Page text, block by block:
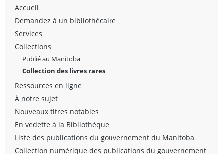
Accueil
Demandez à un bibliothécaire
Services
Collections
Publié au Manitoba
Collection des livres rares
Ressources en ligne
À notre sujet
Nouveaux titres notables
En vedette à la Bibliothèque
Liste des publications du gouvernement du Manitoba
Collection numérique des publications du gouvernement